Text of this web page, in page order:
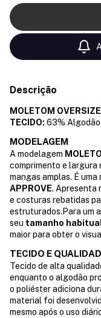
Descrição
MOLETOM
TECIDO: 63%
MODELAGEM
A modelagem
comprimento e largura
mangas amplas. É
APPROVE. Apresenta
e costuras rebatidas
estruturados.Para um
seu tamanho
maior para obter o
TECIDO E
Tecido de alta
enquanto o algodão
o poliéster adiciona
material foi
mesmo após o uso